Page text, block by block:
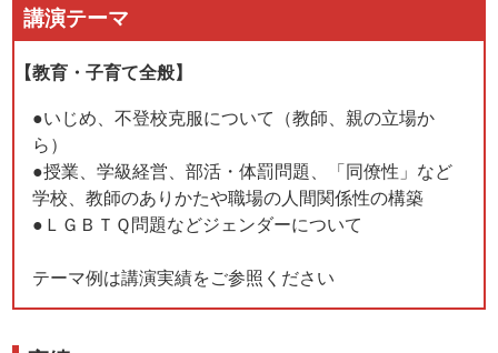
講演テーマ
【教育・子育て全般】
●いじめ、不登校克服について（教師、親の立場か
ら）
●授業、学級経営、部活・体罰問題、「同僚性」など
学校、教師のありかたや職場の人間関係性の構築
●ＬＧＢＴＱ問題などジェンダーについて
テーマ例は講演実績をご参照ください